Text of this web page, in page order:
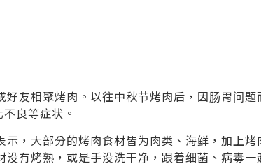
好友相聚烤肉。以往中秋节烤肉后，因肠胃问题
良等症状。
示，大部分的烤肉食材皆为肉类、海鲜，加上烤
有烤熟，或是手没洗干净，跟着细菌、病毒一